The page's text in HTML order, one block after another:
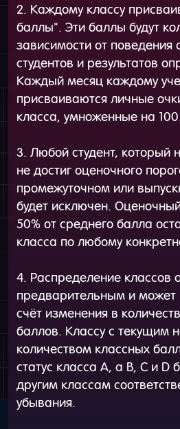
2. Каждому классу
баллы". Эти баллы будут
зависимости от
студентов и результатов
Каждый месяц каждому
присваиваются личные
класса, умноженные на
3. Любой студент, который
не достиг оценочного
промежуточном или
будет исключен.
50% от среднего балла
класса по любому
4. Распределение классов
предварительным и может
счёт изменения в
баллов. Классу с текущим
количеством классных
статус класса A, а B, C и D
другим классам
убывания.